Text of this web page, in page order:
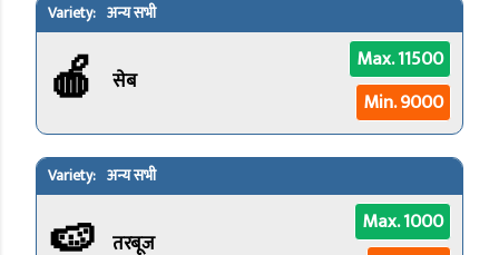
अन्य सभी
🍎 सेब
Max. 11500
Min. 9000
अन्य सभी
तरबूज
Max. 1000